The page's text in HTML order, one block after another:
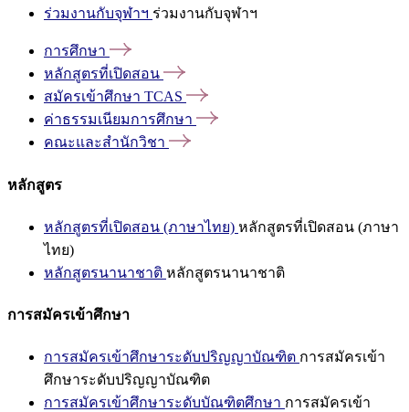
ร่วมงานกับจุฬาฯ ร่วมงานกับจุฬาฯ
การศึกษา
หลักสูตรที่เปิดสอน
สมัครเข้าศึกษา TCAS
ค่าธรรมเนียมการศึกษา
คณะและสำนักวิชา
หลักสูตร
หลักสูตรที่เปิดสอน (ภาษาไทย) หลักสูตรที่เปิดสอน (ภาษา
ไทย)
หลักสูตรนานาชาติ หลักสูตรนานาชาติ
การสมัครเข้าศึกษา
การสมัครเข้าศึกษาระดับปริญญาบัณฑิต การสมัครเข้า
ศึกษาระดับปริญญาบัณฑิต
การสมัครเข้าศึกษาระดับบัณฑิตศึกษา การสมัครเข้า